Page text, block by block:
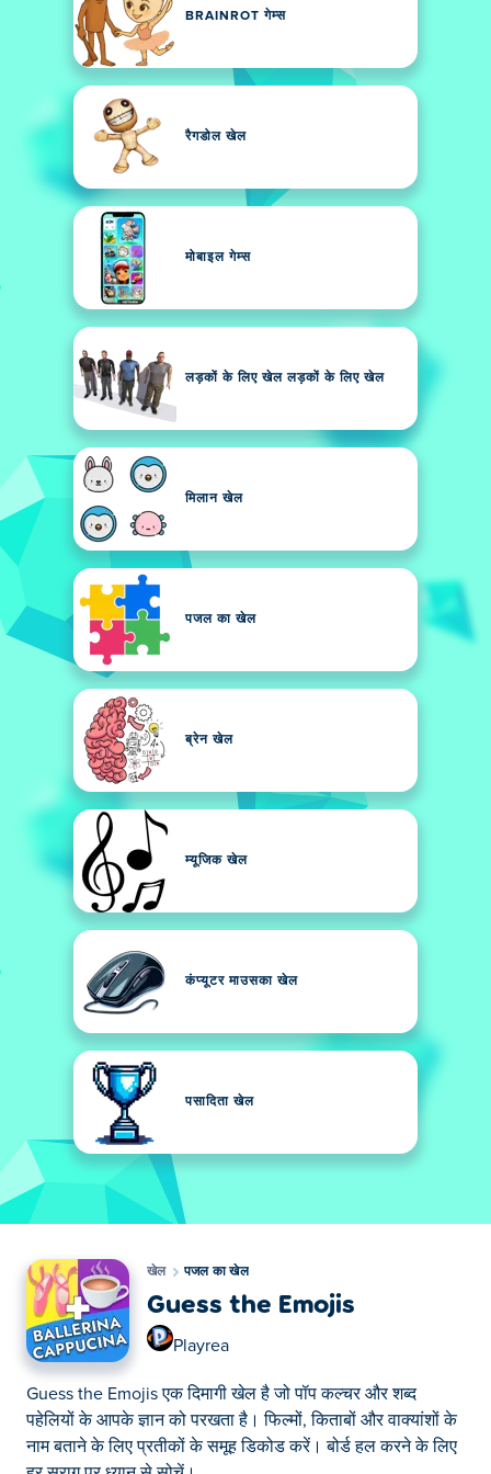
BRAINROT गेम्स
रैगडोल खेल
मोबाइल गेम्स
लड़कों के लिए खेल लड़कों के लिए खेल
मिलान खेल
पजल का खेल
ब्रेन खेल
म्यूजिक खेल
कंप्यूटर माउसका खेल
पसादिता खेल
खेल पजल का खेल
Guess the Emojis
Playrea
Guess the Emojis एक दिमागी खेल है जो पॉप कल्चर और शब्द
पहेलियों के आपके ज्ञान को परखता है। फिल्मों, किताबों और वाक्यांशों के
नाम बताने के लिए प्रतीकों के समूह डिकोड करें। बोर्ड हल करने के लिए